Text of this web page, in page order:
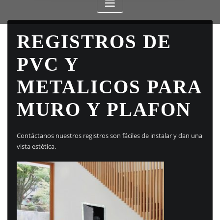
REGISTROS DE
PVC Y
METALICOS PARA
MURO Y PLAFON
Contáctanos nuestros registros son fáciles de instalar y dan una
vista estética.